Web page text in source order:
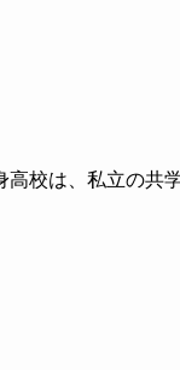
高校は、私立の共